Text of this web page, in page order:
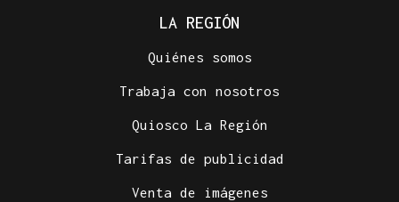
LA REGIÓN
Quiénes somos
Trabaja con nosotros
Quiosco La Región
Tarifas de publicidad
Venta de imágenes